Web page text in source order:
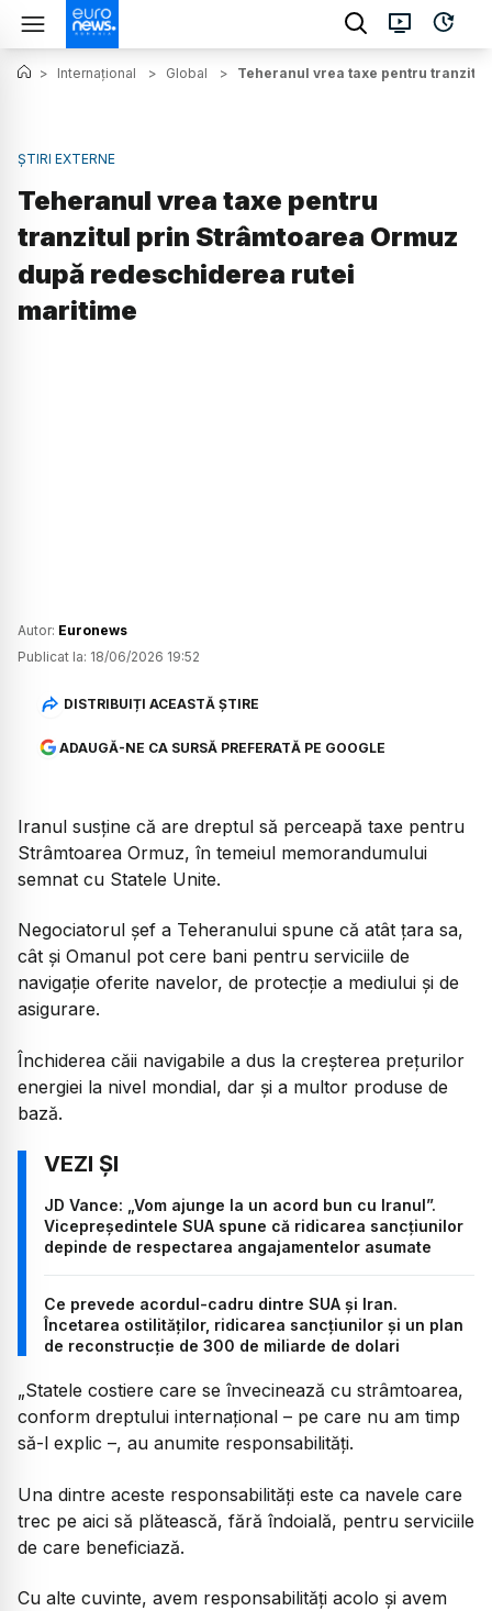
> Internațional > Global > Teheranul vrea taxe pentru
ȘTIRI EXTERNE
Teheranul vrea taxe pentru
tranzitul prin Strâmtoarea Ormuz
după redeschiderea rutei
maritime
Autor: Euronews
Publicat la: 18/06/2026 19:52
DISTRIBUIȚI ACEASTĂ ȘTIRE
ADAUGĂ-NE CA SURSĂ PREFERATĂ PE GOOGLE
Iranul susține că are dreptul să perceapă taxe pentru
Strâmtoarea Ormuz, în temeiul memorandumului
semnat cu Statele Unite.
Negociatorul șef a Teheranului spune că atât țara sa,
cât și Omanul pot cere bani pentru serviciile de
navigație oferite navelor, de protecție a mediului și de
asigurare.
Închiderea căii navigabile a dus la creșterea prețurilor
energiei la nivel mondial, dar și a multor produse de
bază.
JD Vance: „Vom ajunge la un acord bun cu Iranul”.
Vicepreședintele SUA spune că ridicarea sancțiunilor
depinde de respectarea angajamentelor asumate
Ce prevede acordul-cadru dintre SUA și Iran.
Încetarea ostilităților, ridicarea sancțiunilor și un plan
de reconstrucție de 300 de miliarde de dolari
„Statele costiere care se învecinează cu strâmtoarea,
conform dreptului internațional – pe care nu am timp
să-l explic –, au anumite responsabilități.
Una dintre aceste responsabilități este ca navele care
trec pe aici să plătească, fără îndoială, pentru serviciile
de care beneficiază.
Cu alte cuvinte, avem responsabilități acolo și avem